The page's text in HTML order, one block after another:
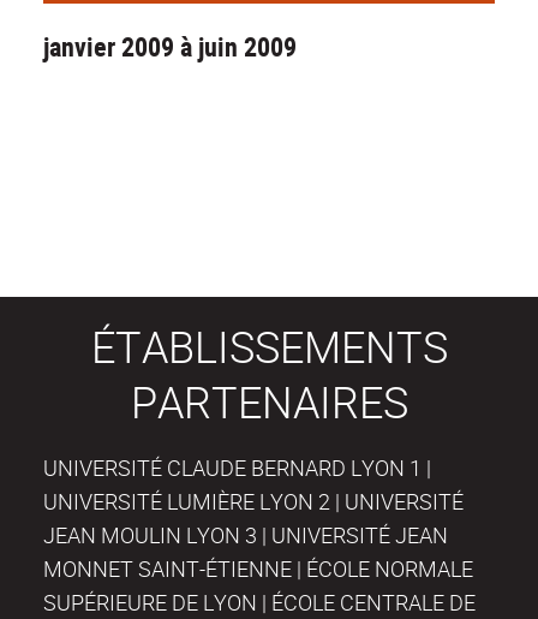
janvier 2009 à juin 2009
ÉTABLISSEMENTS
PARTENAIRES
UNIVERSITÉ CLAUDE BERNARD LYON 1 |
UNIVERSITÉ LUMIÈRE LYON 2 | UNIVERSITÉ
JEAN MOULIN LYON 3 | UNIVERSITÉ JEAN
MONNET SAINT-ÉTIENNE | ÉCOLE NORMALE
SUPÉRIEURE DE LYON | ÉCOLE CENTRALE DE